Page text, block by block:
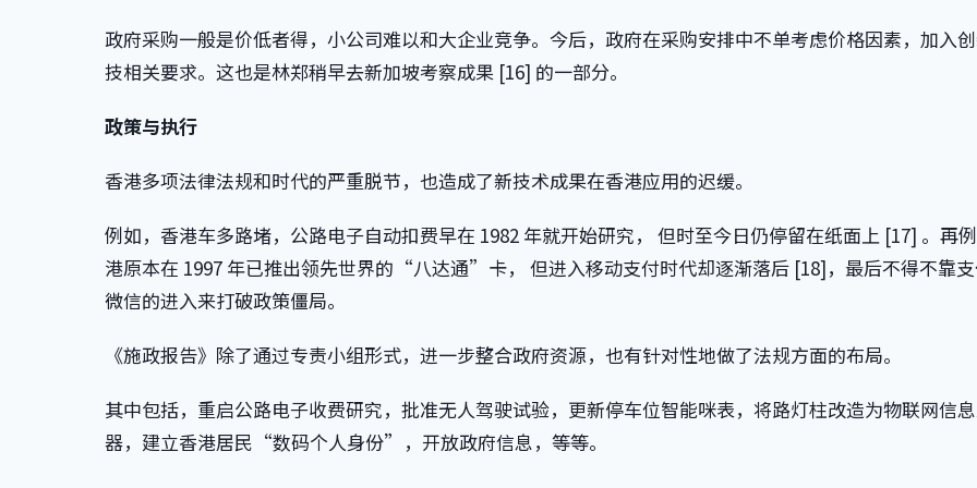
政府采购一般是价低者得，小公司难以和大企业竞争。今后，政府在采购安排中不单考虑价格因素，加入
技相关要求。这也是林郑稍早去新加坡考察成果 [16] 的一部分。
政策与执行
香港多项法律法规和时代的严重脱节，也造成了新技术成果在香港应用的迟缓。
例如，香港车多路堵，公路电子自动扣费早在 1982 年就开始研究， 但时至今日仍停留在纸面上 [17] 。再
港原本在 1997 年已推出领先世界的“八达通”卡， 但进入移动支付时代却逐渐落后 [18]，最后不得不靠
微信的进入来打破政策僵局。
《施政报告》除了通过专责小组形式，进一步整合政府资源，也有针对性地做了法规方面的布局。
其中包括，重启公路电子收费研究，批准无人驾驶试验，更新停车位智能咪表，将路灯柱改造为物联网信
器，建立香港居民“数码个人身份”，开放政府信息，等等。